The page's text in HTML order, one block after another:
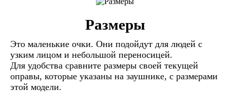
Размеры
Это маленькие очки. Они подойдут для людей с
узким лицом и небольшой переносицей.
Для удобства сравните размеры своей текущей
оправы, которые указаны на заушнике, с размерами
этой модели.